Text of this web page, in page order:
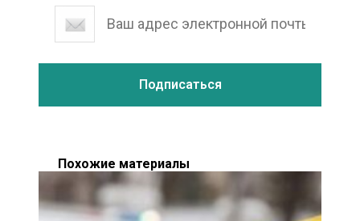
Похожие материалы